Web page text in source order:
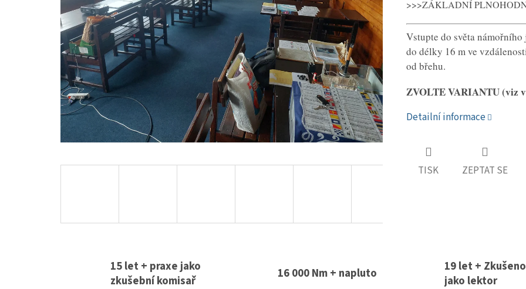
>>>ZÁKLADNÍ
Vstupte do světa
do délky 16 m ve
od břehu.
ZVOLTE VARIANTU (viz
Detailní informace
TISK ZEPTAT SE
15 let + praxe jako
zkušební komisař
16 000 Nm + napluto
19 let +
jako lektor